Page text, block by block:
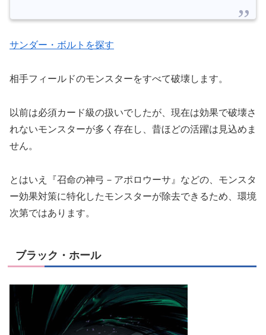
サンダー・ボルトを探す
相手フィールドのモンスターをすべて破壊します。
以前は必須カード級の扱いでしたが、現在は効果で破壊さ
れないモンスターが多く存在し、昔ほどの活躍は見込めま
せん。
とはいえ『召命の神弓－アポロウーサ』などの、モンスタ
ー効果対策に特化したモンスターが除去できるため、環境
次第ではあります。
ブラック・ホール